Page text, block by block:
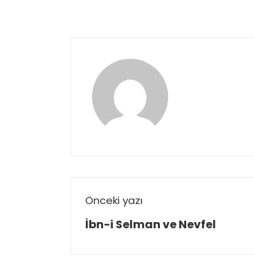
Önceki yazı
İbn-i Selman ve Nevfel